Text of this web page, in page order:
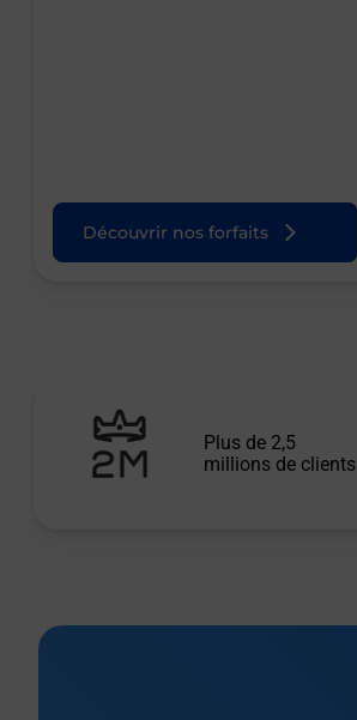
Découvrir nos forfaits
Plus de 2,5
millions de clients